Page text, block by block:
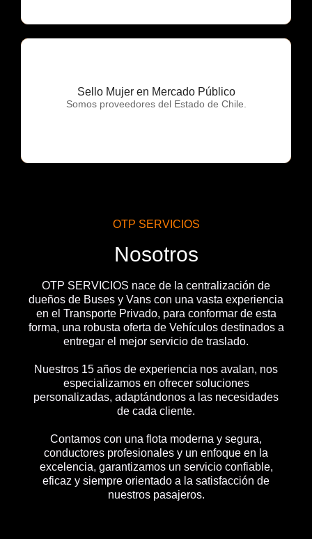
Sello Mujer en Mercado Público
Somos proveedores del Estado de Chile.
OTP Servicios
OTP SERVICIOS
Nosotros
OTP SERVICIOS nace de la centralización de
dueños de Buses y Vans con una vasta experiencia
en el Transporte Privado, para conformar de esta
forma, una robusta oferta de Vehículos destinados a
entregar el mejor servicio de traslado.
Nuestros 15 años de experiencia nos avalan, nos
especializamos en ofrecer soluciones
personalizadas, adaptándonos a las necesidades
de cada cliente.
Contamos con una flota moderna y segura,
conductores profesionales y un enfoque en la
excelencia, garantizamos un servicio confiable,
eficaz y siempre orientado a la satisfacción de
nuestros pasajeros.